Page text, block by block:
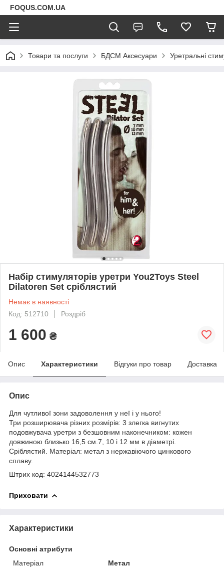
FOQUS.COM.UA
Товари та послуги БДСМ Аксесуари Уретральні
Набір стимуляторів уретри You2Toys Steel
Dilatoren Set сріблястий
Немає в наявності
Код: 512710
Роздріб
1 600 ₴
Опис Характеристики Відгуки про товар Доставка
Опис
Для чутливої зони задоволення у неї і у нього!
Три розширювача різних розмірів: 3 злегка вигнутих
подовжувача уретри з безшовним наконечником: кожен
довжиною близько 16,5 см.7, 10 і 12 мм в діаметрі.
Сріблястий. Матеріал: метал з нержавіючого цинкового
сплаву.
Штрих код: 4024144532773
Приховати
Характеристики
Основні атрибути
Матеріал
Метал